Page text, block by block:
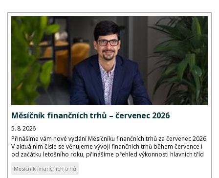
Měsíčník finančních trhů – červenec 2026
5. 8. 2026
Přinášíme vám nové vydání Měsíčníku finančních trhů za červenec 2026.
V aktuálním čísle se věnujeme vývoji finančních trhů během července i
od začátku letošního roku, přinášíme přehled výkonnosti hlavních tříd
Měsíčník finančních trhů